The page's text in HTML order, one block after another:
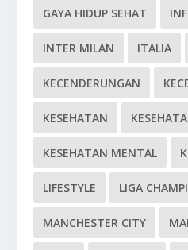
GAYA HIDUP SEHAT
INTER MILAN ITALIA
KECENDERUNGAN
KESEHATAN
KESEHATAN MENTAL
LIFESTYLE LIGA
MANCHESTER CITY